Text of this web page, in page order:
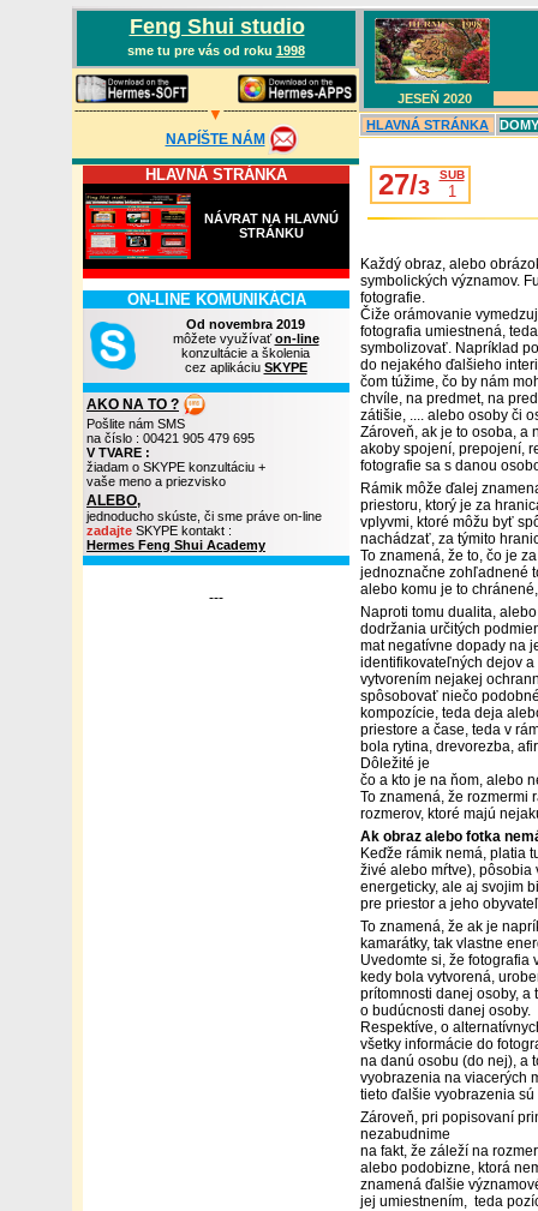
Feng Shui studio
sme tu pre vás od roku 1998
-------------------------------------▼ -------------------------------------
NAPÍŠTE NÁM
JESEŇ 2020
HLAVNÁ STRÁNKA
HLAVNÁ STRÁNKA
NÁVRAT NA HLAVNÚ
STRÁNKU
ON-LINE KOMUNIKÁCIA
Od novembra 2019
môžete využívaťon-line
konzultácie a školenia
cez aplikáciu SKYPE
AKO NA TO ?
Pošlite nám SMS
na číslo : 00421 905 479 695
V TVARE :
žiadam o SKYPE konzultáciu +
vaše meno a priezvisko
ALEBO,
jednoducho skúste, či sme práve on-line
zadajte SKYPE kontakt :
Hermes Feng Shui Academy
---
27/3
SUB
1
Každý obraz, alebo
symbolických významov.
fotografie.
Čiže orámovanie
fotografia umiestnená,
symbolizovať. Napríklad
do nejakého ďalšieho
čom túžime, čo by nám
chvíle, na predmet, na
zátišie, .... alebo osoby či
Zároveň, ak je to osoba, a
akoby spojení, prepojení,
fotografie sa s danou
Rámik môže ďalej
priestoru, ktorý je za
vplyvmi, ktoré môžu byť
nachádzať, za týmito
To znamená, že to, čo je
jednoznačne zohľadnené
alebo komu je to
Naproti tomu dualita,
dodržania určitých
mat negatívne dopady na
identifikovateľných dejov
vytvorením nejakej
spôsobovať niečo
kompozície, teda deja
priestore a čase, teda v
bola rytina, drevorezba,
Dôležité je
čo a kto je na ňom, alebo
To znamená, že rozmermi
rozmerov, ktoré majú
Ak obraz alebo fotka
Keďže rámik nemá, platia
živé alebo mŕtve), pôsobia
energeticky, ale aj svojim
pre priestor a jeho
To znamená, že ak je
kamarátky, tak vlastne
Uvedomte si, že fotografia
kedy bola vytvorená,
prítomnosti danej osoby, a
o budúcnosti danej osoby.
Respektíve, o
všetky informácie do
na danú osobu (do nej), a
vyobrazenia na viacerých
tieto ďalšie vyobrazenia
Zároveň, pri popisovaní
nezabudnime
na fakt, že záleží na
alebo podobizne, ktorá
znamená ďalšie
jej umiestnením, teda